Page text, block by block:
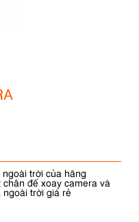
trời của hãng
chân đế xoay camera và
ngoài trời giá rẻ